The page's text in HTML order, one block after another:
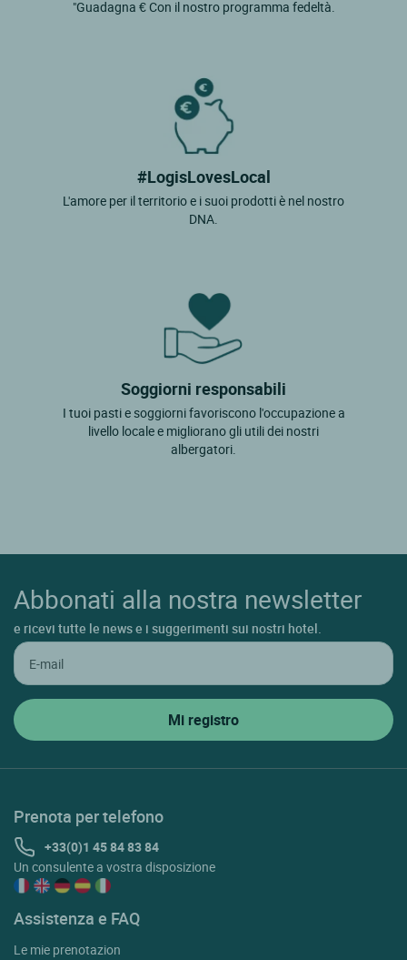
"Guadagna € Con il nostro programma fedeltà.
#LogisLovesLocal
L'amore per il territorio e i suoi prodotti è nel nostro
DNA.
Soggiorni responsabili
I tuoi pasti e soggiorni favoriscono l'occupazione a
livello locale e migliorano gli utili dei nostri
albergatori.
Abbonati alla nostra newsletter
e ricevi tutte le news e i suggerimenti sui nostri hotel.
Prenota per telefono
+33(0)1 45 84 83 84
Un consulente a vostra disposizione
Assistenza e FAQ
Le mie prenotazion